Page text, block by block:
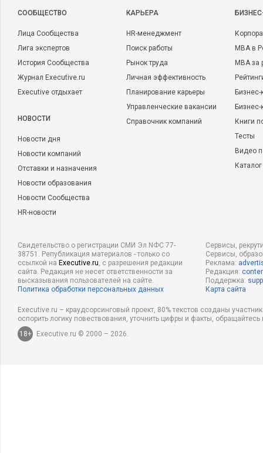
CООБЩЕСТВО
Лица Сообщества
Лига экспертов
История Сообщества
Журнал Executive.ru
Executive отдыхает
НОВОСТИ
Новости дня
Новости компаний
Отставки и назначения
Новости образования
Новости Сообщества
HR-новости
КАРЬЕРА
HR-менеджмент
Поиск работы
Рынок труда
Личная эффективность
Планирование карьеры
Управленческие вакансии
Справочник компаний
MBA в
MBA
Бизнес-
Книги
Тесты
Видео
Свидетельство о регистрации СМИ Эл NФС 77-
38751. Републикация материалов - только со
ссылкой на Executive.ru, с разрешения редакции
сайта. Редакция не несет ответственности за
высказывания пользователей на сайте.
Политика обработки персональных данных
Сервисы,
Сервисы,
Реклама:
Редакция:
Поддержка:
Карта сайта
Executive.ru – краудсорсинговый проект, 80% текстов созданы
оспорить логику повествования, уточнить цифры и факты,
18+
Executive.ru © 2000 – 2026.